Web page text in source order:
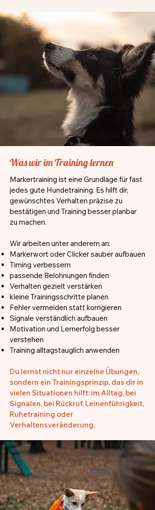
Was wir im Training lernen
Markertraining ist eine Grundlage für fast
jedes gute Hundetraining. Es hilft dir,
gewünschtes Verhalten präzise zu
bestätigen und Training besser planbar
zu machen.
Wir arbeiten unter anderem an:
Markerwort oder Clicker sauber aufbauen
Timing verbessern
passende Belohnungen finden
Verhalten gezielt verstärken
kleine Trainingsschritte planen
Fehler vermeiden statt korrigieren
Signale verständlich aufbauen
Motivation und Lernerfolg besser
verstehen
Training alltagstauglich anwenden
Du lernst nicht nur einzelne Übungen,
sondern ein Trainingsprinzip, das dir in
vielen Situationen hilft: im Alltag, bei
Signalen, bei Rückruf, Leinenführigkeit,
Ruhetraining oder
Verhaltensveränderung.